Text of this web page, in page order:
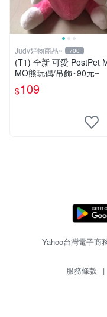
Judy好物商品~ 700
(T1) 全新 可愛 PostPet
MO熊玩偶/吊飾~90元~
$109
Yahoo台灣電子商
服務條款 |